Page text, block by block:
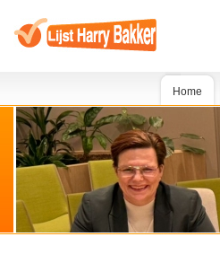
Home